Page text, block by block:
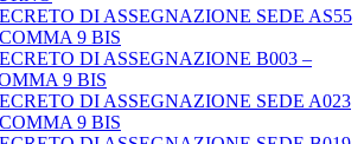
DI ASSEGNAZIONE SEDE AS55
9 BIS
DI ASSEGNAZIONE B003 –
9 BIS
DI ASSEGNAZIONE SEDE A023
9 BIS